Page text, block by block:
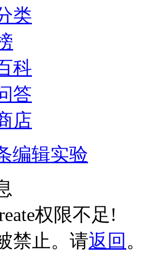
类
科
答
店
编辑实验
权限不足!
禁止。请返回 。